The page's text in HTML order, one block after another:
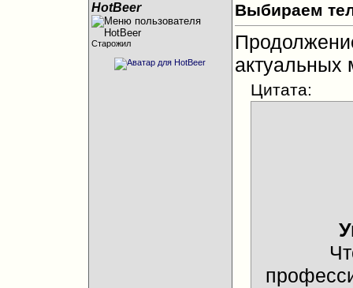
HotBeer
Старожил
Выбираем
актуальных
Цитата: